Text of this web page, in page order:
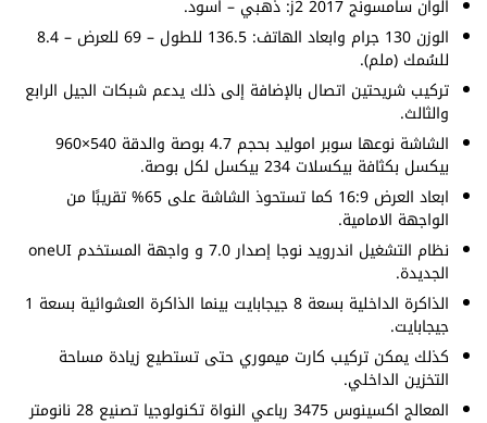
الوان سامسونج j2 2017: ذهبي – اسود.
الوزن 130 جرام وابعاد الهاتف: 136.5 للطول – 69 للعرض – 8.4
للسُمك (ملم).
تركيب شريحتين اتصال بالإضافة إلى ذلك يدعم شبكات الجيل الرابع
والثالث.
الشاشة نوعها سوبر اموليد بحجم 4.7 بوصة والدقة 540×960
بيكسل بكثافة بيكسلات 234 بيكسل لكل بوصة.
ابعاد العرض 16:9 كما تستحوذ الشاشة على 65% تقريبًا من
الواجهة الامامية.
نظام التشغيل اندرويد نوجا إصدار 7.0 و واجهة المستخدم oneUI
الجديدة.
الذاكرة الداخلية بسعة 8 جيجابايت بينما الذاكرة العشوائية بسعة 1
جيجابايت.
كذلك يمكن تركيب كارت ميموري حتى تستطيع زيادة مساحة
التخزين الداخلي.
المعالج اكسينوس 3475 رباعي النواة تكنولوجيا تصنيع 28 نانومتر